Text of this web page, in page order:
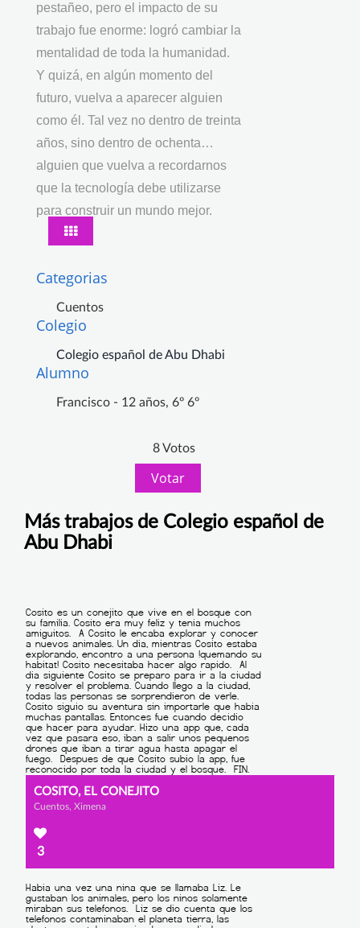
pestañeo, pero el impacto de su
trabajo fue enorme: logró cambiar la
mentalidad de toda la humanidad.
Y quizá, en algún momento del
futuro, vuelva a aparecer alguien
como él. Tal vez no dentro de treinta
años, sino dentro de ochenta…
alguien que vuelva a recordarnos
que la tecnología debe utilizarse
para construir un mundo mejor.
Categorias
Cuentos
Colegio
Colegio español de Abu Dhabi
Alumno
Francisco - 12 años, 6º 6º
8 Votos
Votar
Más trabajos de Colegio español de
Abu Dhabi
COSITO, EL CONEJITO
Cuentos, Ximena
3